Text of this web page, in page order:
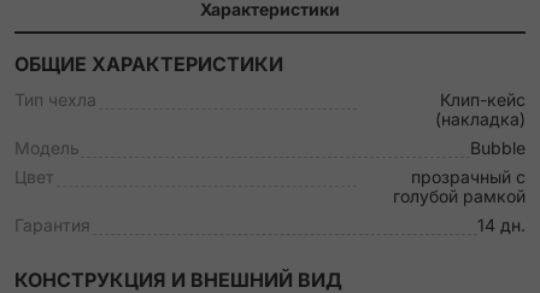
Характеристики
ОБЩИЕ ХАРАКТЕРИСТИКИ
Тип чехла
Клип-кейс
(накладка)
Модель
Bubble
Цвет
прозрачный с
голубой рамкой
Гарантия
14 дн.
КОНСТРУКЦИЯ И ВНЕШНИЙ ВИД